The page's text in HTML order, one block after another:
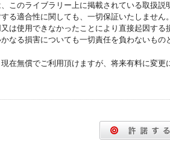
このライブラリー上に掲載されている取扱
る適合性に関しても、一切保証いたしませ
は使用できなかったことにより直接起因す
なる損害についても一切責任を負わないもの
在無償でご利用頂けますが、将来有料に変